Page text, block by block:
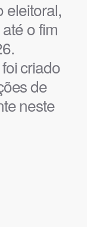
eleitoral,
o fim
criado
de
neste